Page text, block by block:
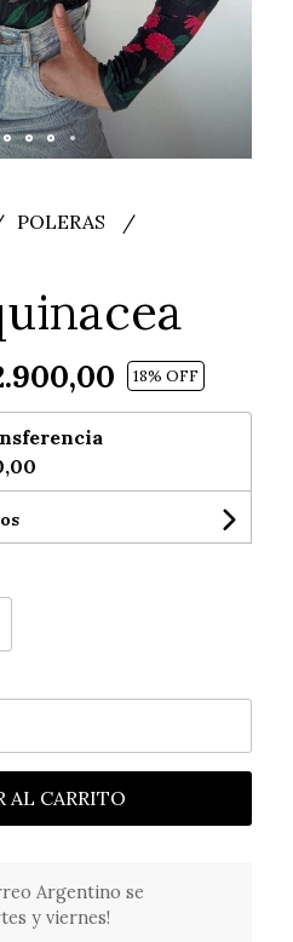
POLERAS
18% OFF
AL CARRITO
Argentino se
y viernes!